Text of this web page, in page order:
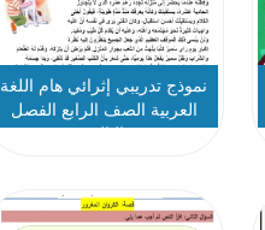
نموذج تدريبي إثرائي هام اللغة
العربية الصف الرابع الفصل
الثالث